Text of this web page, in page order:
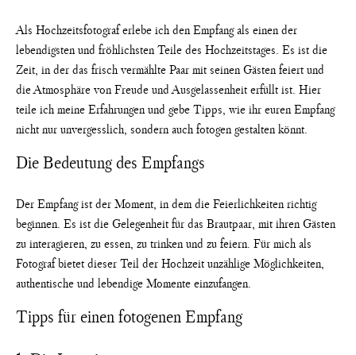
Als Hochzeitsfotograf erlebe ich den Empfang als einen der
lebendigsten und fröhlichsten Teile des Hochzeitstages. Es ist die
Zeit, in der das frisch vermählte Paar mit seinen Gästen feiert und
die Atmosphäre von Freude und Ausgelassenheit erfüllt ist. Hier
teile ich meine Erfahrungen und gebe Tipps, wie ihr euren Empfang
nicht nur unvergesslich, sondern auch fotogen gestalten könnt.
Die Bedeutung des Empfangs
Der Empfang ist der Moment, in dem die Feierlichkeiten richtig
beginnen. Es ist die Gelegenheit für das Brautpaar, mit ihren Gästen
zu interagieren, zu essen, zu trinken und zu feiern. Für mich als
Fotograf bietet dieser Teil der Hochzeit unzählige Möglichkeiten,
authentische und lebendige Momente einzufangen.
Tipps für einen fotogenen Empfang